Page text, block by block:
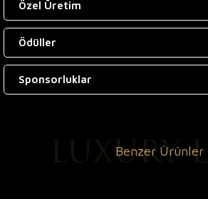
Özel Üretim
Ödüller
Sponsorluklar
Benzer Ürünler